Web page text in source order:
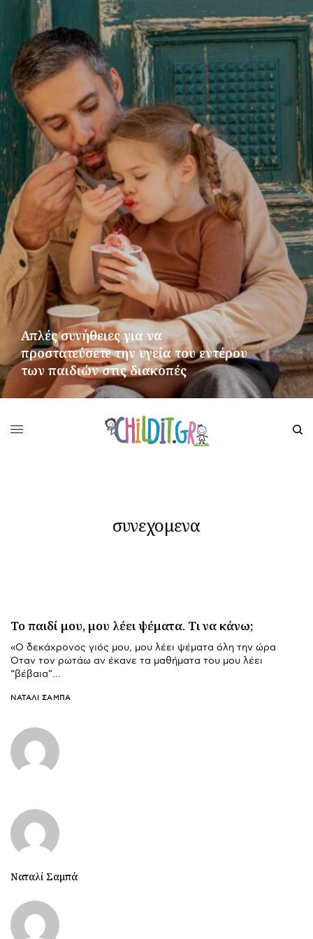
Απλές συνήθειες για να
προστατεύσετε την υγεία του εντέρου
των παιδιών στις διακοπές
συνεχομενα
Το παιδί μου, μου λέει ψέματα. Τι να κάνω;
«Ο δεκάχρονος γιός μου, μου λέει ψέματα όλη την ώρα
Όταν τον ρωτάω αν έκανε τα μαθήματα του μου λέει
“βέβαια”…
ΝΑΤΑΛΊ ΣΑΜΠΆ
Ναταλί Σαμπά